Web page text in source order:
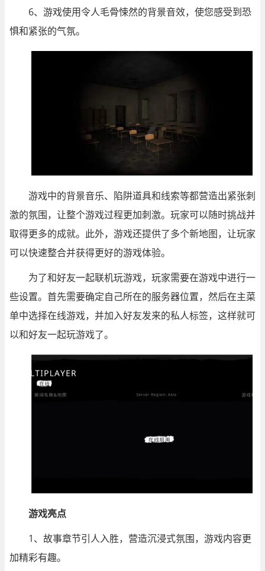
6、游戏使用令人毛骨悚然的背景音效，使您感受到恐
惧和紧张的气氛。
游戏中的背景音乐、陷阱道具和线索等都营造出紧张刺
激的氛围，让整个游戏过程更加刺激。玩家可以随时挑战并
取得更多的成就。此外，游戏还提供了多个新地图，让玩家
可以快速整合并获得更好的游戏体验。
为了和好友一起联机玩游戏，玩家需要在游戏中进行一
些设置。首先需要确定自己所在的服务器位置，然后在主菜
单中选择在线游戏，并加入好友发来的私人标签，这样就可
以和好友一起玩游戏了。
游戏亮点
1、故事章节引人入胜，营造沉浸式氛围，游戏内容更
加精彩有趣。